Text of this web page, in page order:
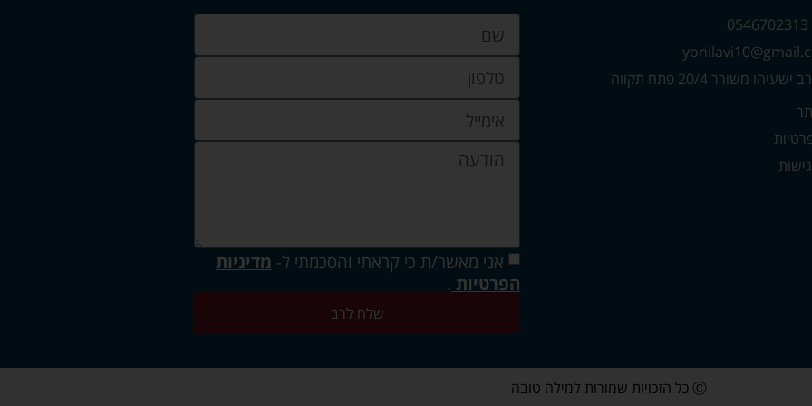
משורר 20/4 פתח תקווה
אני מאשר/ת כי קראתי והסכמתי ל- מדיניות
הפרטיות .
שלח לרב
Ⓒ כל הזכויות שמורות למילה טובה